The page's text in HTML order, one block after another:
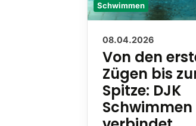
Schwimmen
08.04.2026
Von den
Zügen bis
Spitze: DJK
Schwimmen